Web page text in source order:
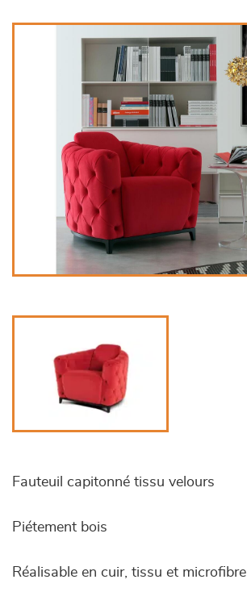
décoration
Fauteuil capitonné tissu velours
Piétement bois
Réalisable en cuir, tissu et microfibre